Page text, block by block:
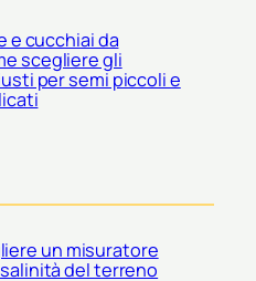
e cucchiai da
scegliere gli
per semi piccoli e
un misuratore
del terreno